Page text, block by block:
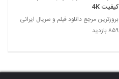
کیفیت 4K
بروزترین مرجع دانلود فیلم و سریال ایرانی
۸۵۹ بازدید